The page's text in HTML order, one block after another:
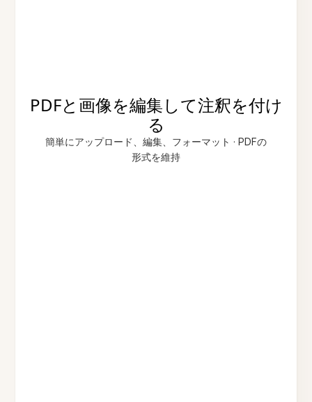
PDFと画像を編集して注釈を付け
る
簡単にアップロード、編集、フォーマット · PDFの
形式を維持